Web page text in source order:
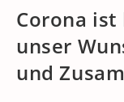
Corona ist
unser
und